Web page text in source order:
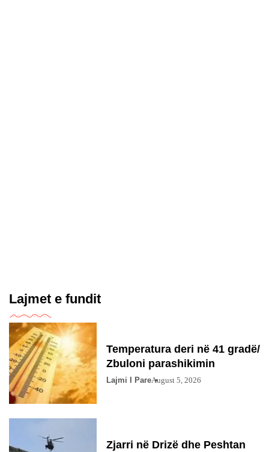
Lajmet e fundit
Temperatura deri në 41 gradë/
Zbuloni parashikimin
Lajmi I PareAugust 5, 2026
Zjarri në Drizë dhe Peshtan